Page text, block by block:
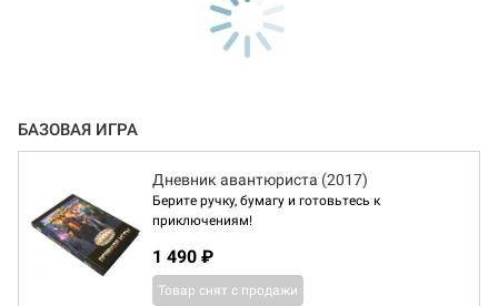
БАЗОВАЯ ИГРА
Дневник авантюриста (2017)
Берите ручку, бумагу и готовьтесь к
приключениям!
1 490 ₽
Товар снят с продажи